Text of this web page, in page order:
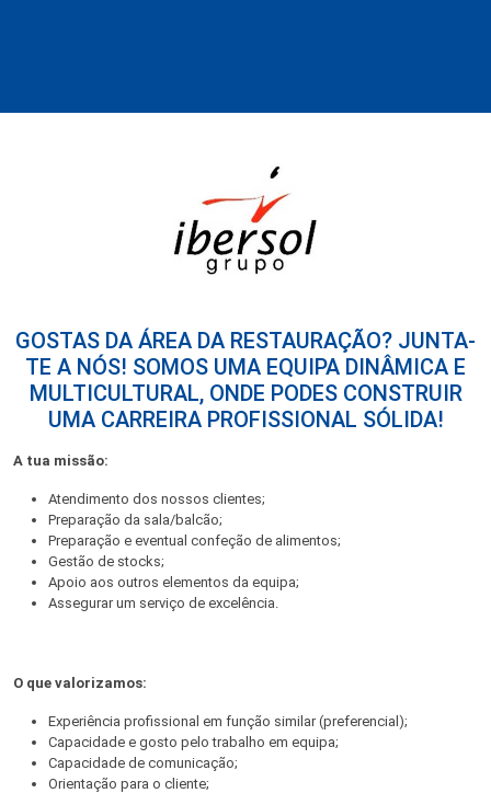
GOSTAS DA ÁREA DA RESTAURAÇÃO? JUNTA-
TE A NÓS! SOMOS UMA EQUIPA DINÂMICA E
MULTICULTURAL, ONDE PODES CONSTRUIR
UMA CARREIRA PROFISSIONAL SÓLIDA!
A tua missão:
Atendimento dos nossos clientes;
Preparação da sala/balcão;
Preparação e eventual confeção de alimentos;
Gestão de stocks;
Apoio aos outros elementos da equipa;
Assegurar um serviço de excelência.
O que valorizamos:
Experiência profissional em função similar (preferencial);
Capacidade e gosto pelo trabalho em equipa;
Capacidade de comunicação;
Orientação para o cliente;